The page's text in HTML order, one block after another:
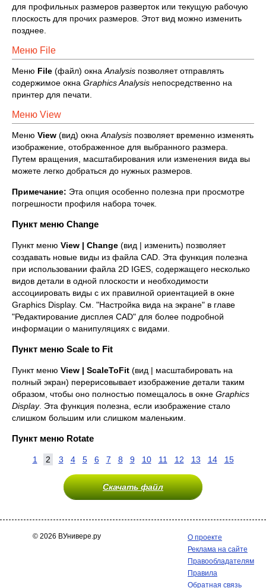
для профильных размеров разверток или текущую рабочую
плоскость для прочих размеров. Этот вид можно изменить
позднее.
Меню File
Меню File (файл) окна Analysis позволяет отправлять
содержимое окна GraphicsAnalysis непосредственно на
принтер для печати.
Меню View
Меню View (вид) окна Analysis позволяет временно изменять
изображение, отображенное для выбранного размера.
Путем вращения, масштабирования или изменения вида вы
можете легко добраться до нужных размеров.
Примечание: Эта опция особенно полезна при просмотре
погрешности профиля набора точек.
Пункт меню Change
Пункт меню View | Change (вид | изменить) позволяет
создавать новые виды из файла CAD. Эта функция полезна
при использовании файла 2D IGES, содержащего несколько
видов детали в одной плоскости и необходимости
ассоциировать виды с их правилной ориентацией в окне
Graphics Display. См. "Настройка вида на экране" в главе
"Редактирование дисплея CAD" для более подробной
информации о манипуляциях с видами.
Пункт меню Scale to Fit
Пункт меню View | ScaleToFit (вид | масштабировать на
полный экран) перерисовывает изображение детали таким
образом, чтобы оно полностью помещалось в окне Graphics
Display. Эта функция полезна, если изображение стало
слишком большим или слишком маленьким.
Пункт меню Rotate
1 2 3 4 5 6 7 8 9 10 11 12 13 14 15
Скачать файл
© 2026 ВУнивере.ру
О проекте
Реклама на сайте
Правообладателям
Правила
Обратная связь